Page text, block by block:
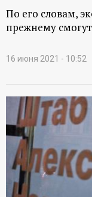
По его словам,
прежнему
16 июня 2021 - 10:52